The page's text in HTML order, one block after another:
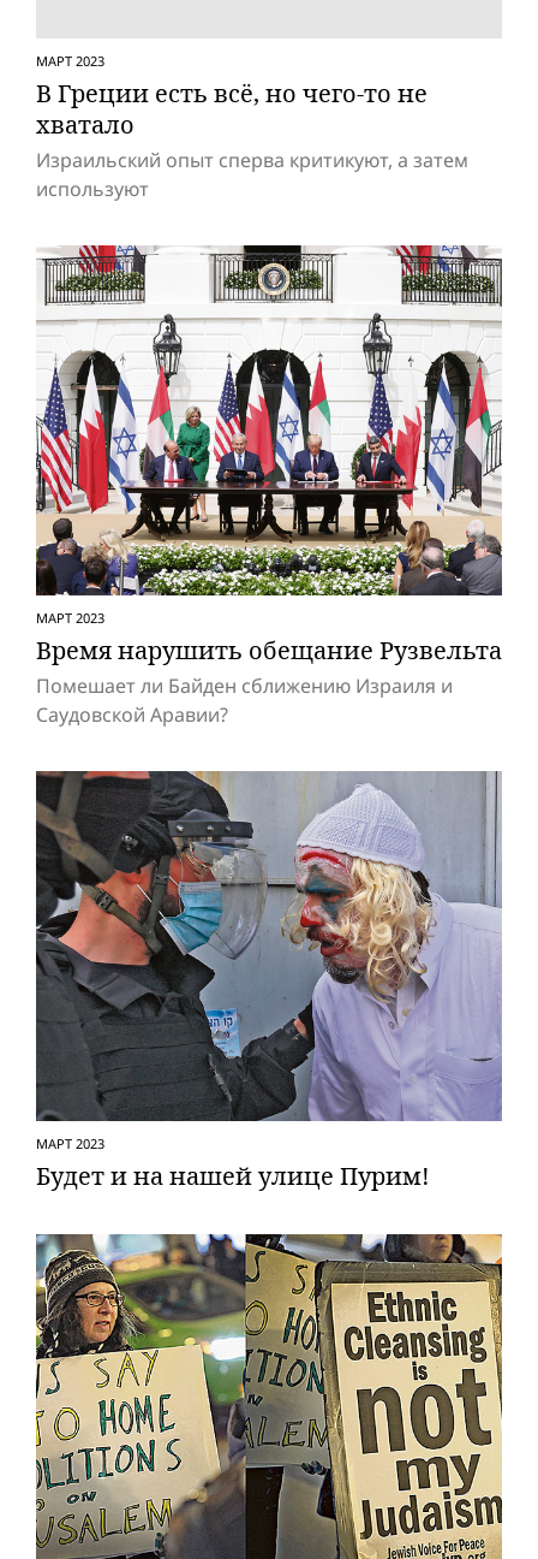
МАРТ 2023
В Греции есть всё, но чего-то не
хватало
Израильский опыт сперва критикуют, а затем
используют
МАРТ 2023
Время нарушить обещание Рузвельта
Помешает ли Байден сближению Израиля и
Саудовской Аравии?
МАРТ 2023
Будет и на нашей улице Пурим!